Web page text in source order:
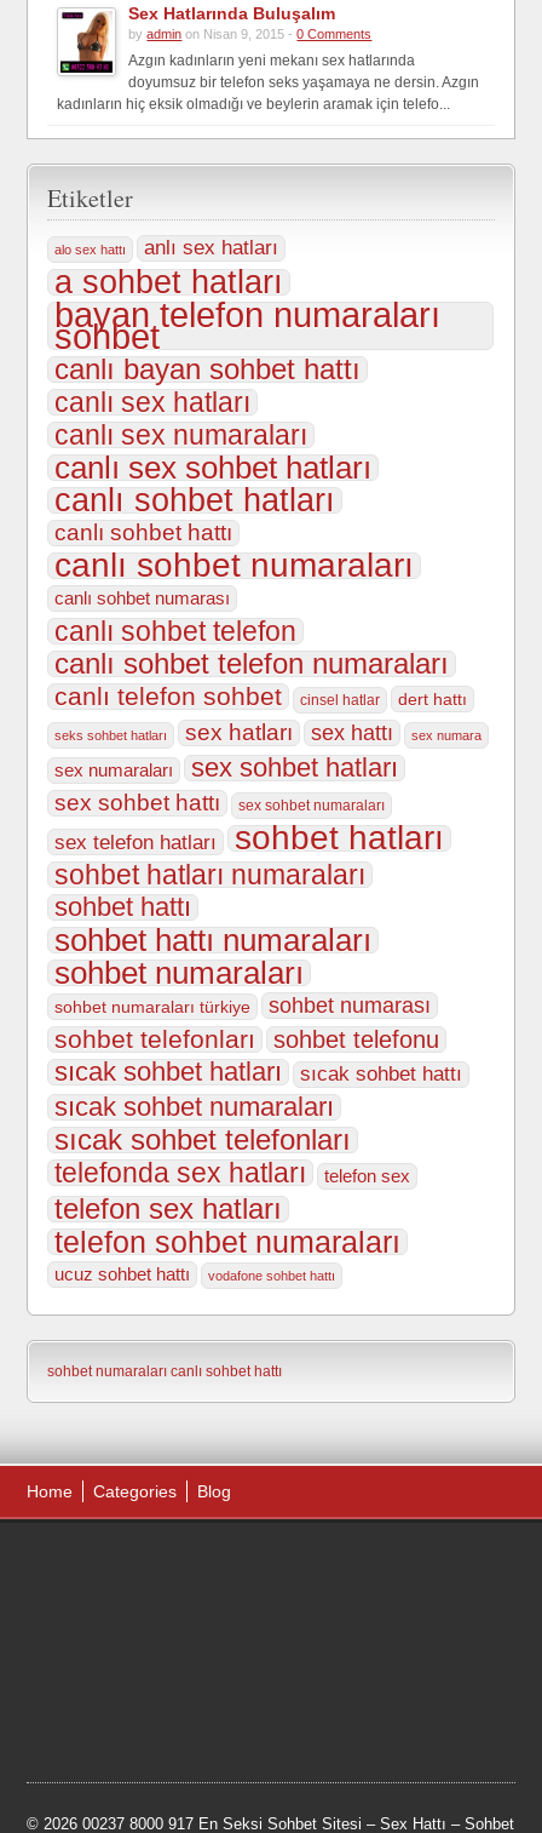
Sex Hatlarında Buluşalım
byadmin on Nisan 9, 2015 -0 Comments
Azgın kadınların yeni mekanı sex hatlarında
doyumsuz bir telefon seks yaşamaya ne dersin. Azgın
kadınların hiç eksik olmadığı ve beylerin aramak için telefo...
Etiketler
alo sex hattı anlı sex hatları
a sohbet hatları
bayan telefon numaraları
sohbet
canlı bayan sohbet hattı
canlı sex hatları
canlı sex numaraları
canlı sex sohbet hatları
canlı sohbet hatları
canlı sohbet hattı
canlı sohbet numaraları
canlı sohbet numarası
canlı sohbet telefon
canlı sohbet telefon numaraları
canlı telefon sohbet cinsel hatlar dert hattı
seks sohbet hatları sex hatları sex hattı sex numara
sex numaraları sex sohbet hatları
sex sohbet hattı sex sohbet numaraları
sex telefon hatları sohbet hatları
sohbet hatları numaraları
sohbet hattı
sohbet hattı numaraları
sohbet numaraları
sohbet numaraları türkiye sohbet numarası
sohbet telefonları sohbet telefonu
sıcak sohbet hatları sıcak sohbet hattı
sıcak sohbet numaraları
sıcak sohbet telefonları
telefonda sex hatları
telefon sex
telefon sex hatları
telefon sohbet numaraları
ucuz sohbet hattı vodafone sohbet hattı
sohbet numaraları canlı sohbet hattı
Home Categories Blog
© 2026 00237 8000 917 En Seksi Sohbet Sitesi – Sex Hattı – Sohbet